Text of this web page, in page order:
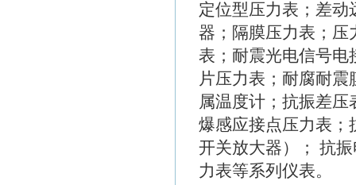
定位型压力表；差动
器；隔膜压力表；压
表；耐震光电信号电
片压力表；耐腐耐
属温度计；抗振差
爆感应接点压力表；
开关放大器）； 抗
力表等系列仪表。